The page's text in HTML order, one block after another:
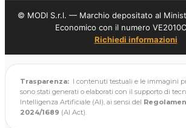
© MODI S.r.l. — Marchio depositato al
Economico con il numero
Richiedi informazioni
Trasparenza: I contenuti testuali e le immagini
sono stati generati o elaborati con il supporto di
Intelligenza Artificiale (AI), ai sensi del
2024/1689 (AI Act).